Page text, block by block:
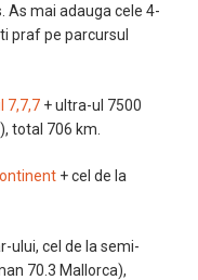
As mai adauga cele 4-
praf pe parcursul
7,7,7 + ultra-ul 7500
total 706 km.
+ cel de la
ului, cel de la semi-
70.3 Mallorca),